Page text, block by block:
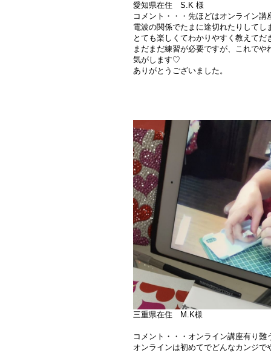
愛知県在住 S.K 様
コメント・・・先ほどはオンライン
電波の関係でたまに途切れたりしてし
とても楽しくてわかりやすく教えて
まだまだ練習が必要ですが、これでや
気がします♡
ありがとうございました。
三重県在住 M.K様
コメント・・・オンライン講座有り難
オンラインは初めてでどんなカンジで